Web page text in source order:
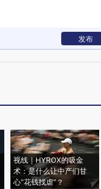
发布
视线｜HYROX的吸金
术：是什么让中产们甘
心“花钱找虐”？